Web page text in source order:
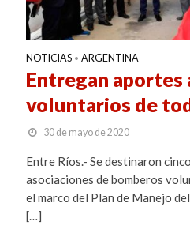
NOTICIAS • ARGENTINA
Entregan aportes
voluntarios de
30 de mayo de 2020
Entre Ríos.- Se destinaron
asociaciones de bomberos
el marco del Plan de Manejo
[…]